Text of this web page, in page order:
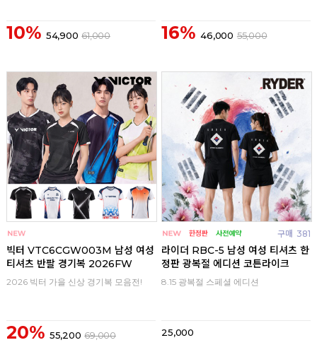
10% 54,900 61,000 16% 46,000 55,000
빅터 VTC6CGW003M 남성 여성
티셔츠 반팔 경기복 2026FW
2026 빅터 가을 신상 경기복 모음전!
20% 55,200 69,000
구매 381
라이더 RBC-5 남성 여성 티셔츠 한
정판 광복절 에디션 코튼라이크
8.15 광복절 스페셜 에디션
25,000